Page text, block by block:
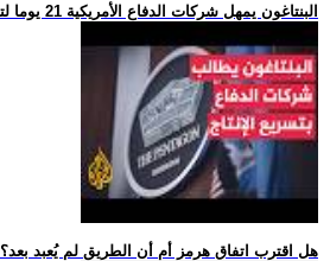
.. البنتاغون يمهل شركات الدفاع الأمريكية 21 يوما لتقديم خطط تسر
.. هل اقترب اتفاق هرمز أم أن الطريق لم يُعبد بعد؟